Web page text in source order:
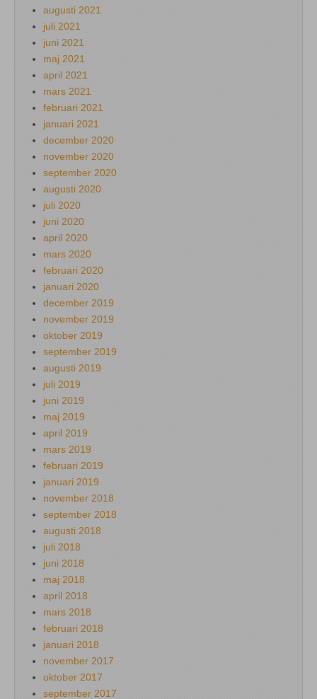
augusti 2021
juli 2021
juni 2021
maj 2021
april 2021
mars 2021
februari 2021
januari 2021
december 2020
november 2020
september 2020
augusti 2020
juli 2020
juni 2020
april 2020
mars 2020
februari 2020
januari 2020
december 2019
november 2019
oktober 2019
september 2019
augusti 2019
juli 2019
juni 2019
maj 2019
april 2019
mars 2019
februari 2019
januari 2019
november 2018
september 2018
augusti 2018
juli 2018
juni 2018
maj 2018
april 2018
mars 2018
februari 2018
januari 2018
november 2017
oktober 2017
september 2017